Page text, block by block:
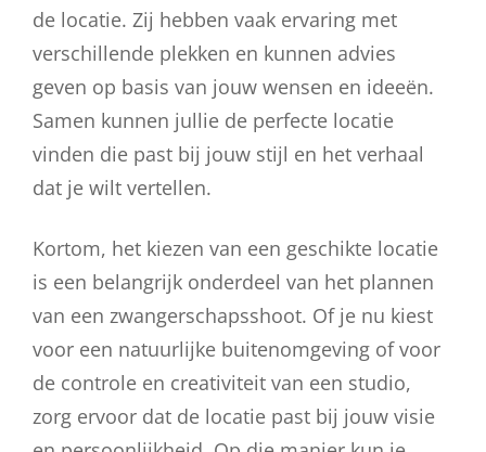
de locatie. Zij hebben vaak ervaring met
verschillende plekken en kunnen advies
geven op basis van jouw wensen en ideeën.
Samen kunnen jullie de perfecte locatie
vinden die past bij jouw stijl en het verhaal
dat je wilt vertellen.
Kortom, het kiezen van een geschikte locatie
is een belangrijk onderdeel van het plannen
van een zwangerschapsshoot. Of je nu kiest
voor een natuurlijke buitenomgeving of voor
de controle en creativiteit van een studio,
zorg ervoor dat de locatie past bij jouw visie